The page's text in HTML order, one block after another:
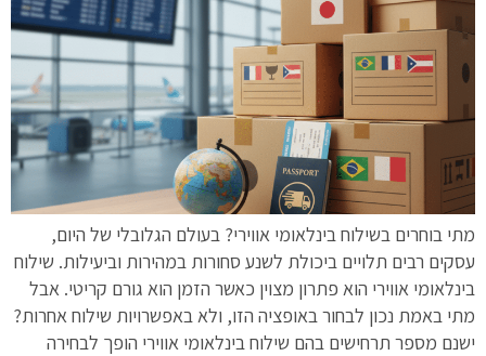
מתי בוחרים בשילוח בינלאומי אווירי? בעולם הגלובלי של היום,
עסקים רבים תלויים ביכולת לשנע סחורות במהירות וביעילות. שילוח
בינלאומי אווירי הוא פתרון מצוין כאשר הזמן הוא גורם קריטי. אבל
מתי באמת נכון לבחור באופציה הזו, ולא באפשרויות שילוח אחרות?
ישנם מספר תרחישים בהם שילוח בינלאומי אווירי הופך לבחירה